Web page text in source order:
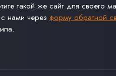
такой же сайт для своего
нами через форму обратной